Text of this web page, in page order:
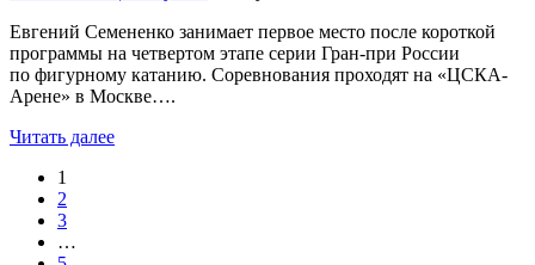
Евгений Семененко занимает первое место после короткой
программы на четвертом этапе серии Гран-при России
по фигурному катанию. Соревнования проходят на «ЦСКА-
Арене» в Москве….
Читать далее
1
2
3
…